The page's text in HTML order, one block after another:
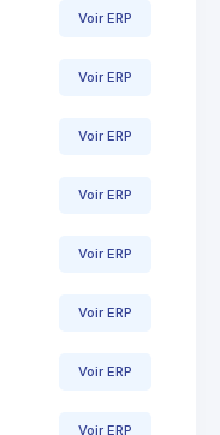
Voir ERP
Voir ERP
Voir ERP
Voir ERP
Voir ERP
Voir ERP
Voir ERP
Voir ERP